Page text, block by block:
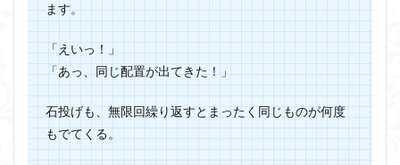
ます。
「えいっ！」
「あっ、同じ配置が出てきた！」
石投げも、無限回繰り返すとまったく同じものが何度
もでてくる。